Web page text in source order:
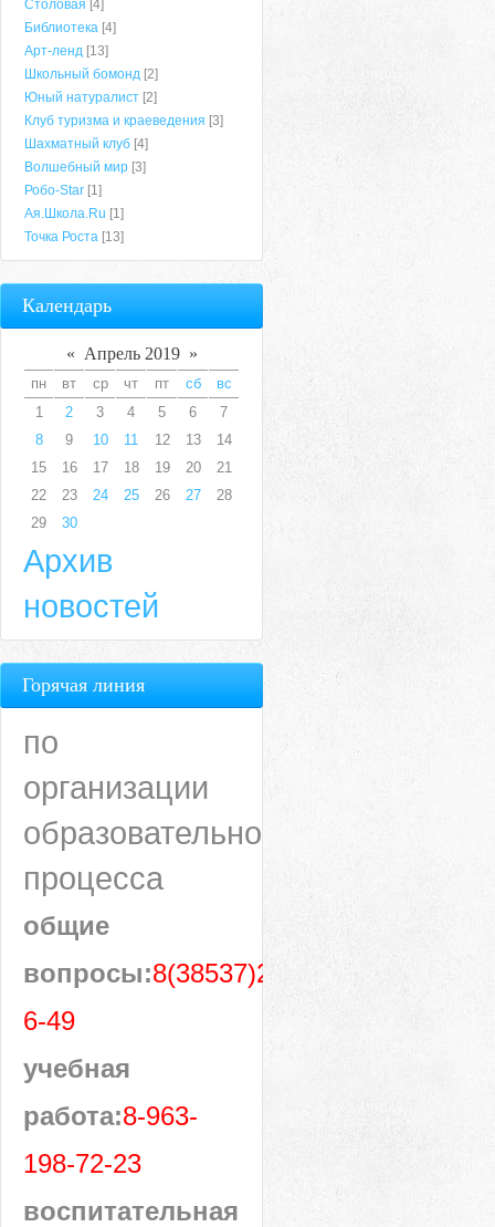
Столовая [4]
Библиотека [4]
Арт-ленд [13]
Школьный бомонд [2]
Юный натуралист [2]
Клуб туризма и краеведения [3]
Шахматный клуб [4]
Волшебный мир [3]
Робо-Star [1]
Ая.Школа.Ru [1]
Точка Роста [13]
Календарь
« Апрель 2019 »
пн вт ср чт пт сб
вс
1
2 3 4 5 6
7
8
9 10 11 12 13
14
15
16 17 18 19 20
21
22
23 24 25 26 27
28
29
30
Архив
новостей
Горячая линия
по
организации
образовательного
процесса
общие
вопросы:8(38537)28-
6-49
учебная
работа:8-963-
198-72-23
воспитательная